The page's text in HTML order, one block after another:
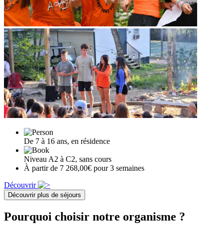
De 7 à 16 ans, en résidence
Niveau A2 à C2, sans cours
À partir de 7 268,00€ pour 3 semaines
Découvrir
Découvrir plus de séjours
Pourquoi choisir notre organisme ?